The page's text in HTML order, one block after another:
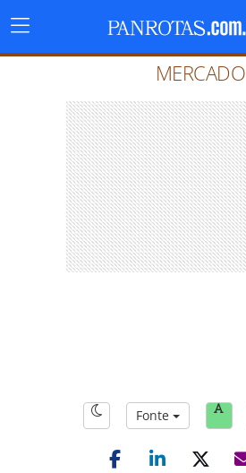
Menu
Principal
MERCADO
Fonte